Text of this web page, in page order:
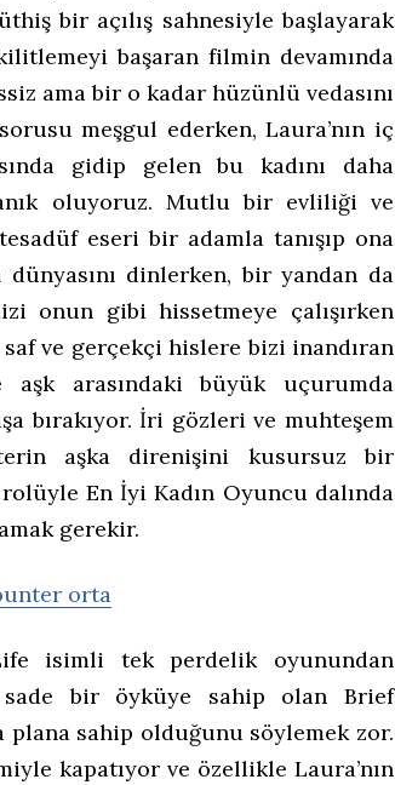
bir açılış sahnesiyle başlayarak
başaran filmin devamında
ama bir o kadar hüzünlü vedasını
meşgul ederken, Laura’nın iç
gidip gelen bu kadını daha
oluyoruz. Mutlu bir evliliği ve
eseri bir adamla tanışıp ona
dünyasını dinlerken, bir yandan da
onun gibi hissetmeye çalışırken
ve gerçekçi hislere bizi inandıran
arasındaki büyük uçurumda
bırakıyor. İri gözleri ve muhteşem
aşka direnişini kusursuz bir
En İyi Kadın Oyuncu dalında
gerekir.
isimli tek perdelik oyunundan
sade bir öyküye sahip olan Brief
plana sahip olduğunu söylemek zor.
kapatıyor ve özellikle Laura’nın